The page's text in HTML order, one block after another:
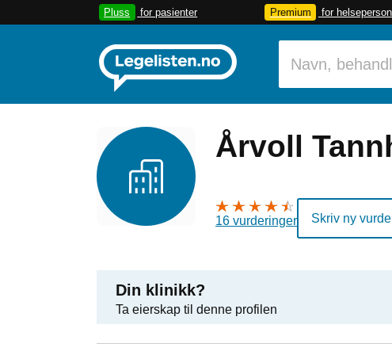
Pluss for pasienter Premium for
Årvoll
16 vurderinger Skriv ny
Din klinikk?
Ta eierskap til denne profilen